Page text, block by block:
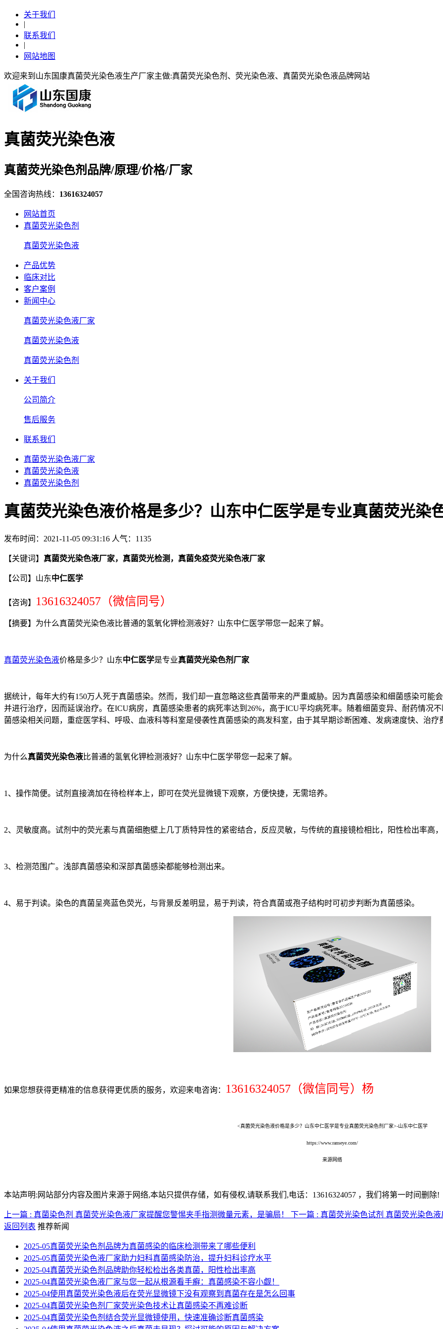
关于我们
|
联系我们
|
网站地图
欢迎来到山东国康真菌荧光染色液生产厂家主做:真菌荧光染色剂、荧光染色液、真菌荧光染色液品牌网站
真菌荧光染色液
真菌荧光染色剂品牌/原理/价格/厂家
全国咨询热线： 13616324057
网站首页
真菌荧光染色剂
真菌荧光染色液
产品优势
临床对比
客户案例
新闻中心
真菌荧光染色液厂家
真菌荧光染色液
真菌荧光染色剂
关于我们
公司简介
售后服务
联系我们
真菌荧光染色液厂家
真菌荧光染色液
真菌荧光染色剂
真菌荧光染色液价格是多少？山东中仁医学是专业真菌荧光染
发布时间：2021-11-05 09:31:16 人气： 1135
【关键词】 真菌荧光染色液厂家，真菌荧光检测，真菌免疫荧光染色液厂家
【公司】山东中仁医学
【咨询】 13616324057（微信同号）
【摘要】为什么真菌荧光染色液比普通的氢氧化钾检测液好？山东中仁医学带您一起来了解。
真菌荧光染色液价格是多少？山东中仁医学是专业真菌荧光染色剂 厂家
据统计，每年大约有150万人死于真菌感染。然而，我们却一直忽略这些真菌带来的严重威胁。因为真菌感染和细菌感染可能
并进行治疗，因而延误治疗。在ICU病房，真菌感染患者的病死率达到26%，高于ICU平均病死率。随着细菌变异、耐药情况
菌感染相关问题，重症医学科、呼吸、血液科等科室是侵袭性真菌感染的高发科室，由于其早期诊断困难、发病速度快、治
为什么真菌荧光染色液比普通的氢氧化钾检测液好？山东中仁医学带您一起来了解。
1、操作简便。试剂直接滴加在待检样本上，即可在荧光显微镜下观察，方便快捷，无需培养。
2、灵敏度高。试剂中的荧光素与真菌细胞壁上几丁质特异性的紧密结合，反应灵敏，与传统的直接镜检相比，阳性检出率高
3、检测范围广。浅部真菌感染和深部真菌感染都能够检测出来。
4、易于判读。染色的真菌呈亮蓝色荧光，与背景反差明显，易于判读，符合真菌或孢子结构时可初步判断为真菌感染。
如果您想获得更精准的信息获得更优质的服务，欢迎来电咨询： 13616324057（微信同号）杨
<真菌荧光染色液价格是多少？山东中仁医学是专业真菌荧光染色剂厂家>-山东中仁医学
https://www.ranseye.com/
来源网络
本站声明:网站部分内容及图片来源于网络,本站只提供存储，如有侵权,请联系我们,电话：13616324057 ，我们将第一时间删除!
上一篇 : 真菌染色剂 真菌荧光染色液厂家提醒您警惕夹手指测微量元素，是骗局！ 下一篇 : 真菌荧光染色试剂 真菌荧光染色
返回列表 推荐新闻
2025-05真菌荧光染色剂品牌为真菌感染的临床检测带来了哪些便利
2025-05真菌荧光染色液厂家助力妇科真菌感染防治，提升妇科诊疗水平
2025-04真菌荧光染色剂品牌助你轻松检出各类真菌，阳性检出率高
2025-04真菌荧光染色液厂家与您一起从根源看手癣：真菌感染不容小觑！
2025-04使用真菌荧光染色液后在荧光显微镜下没有观察到真菌存在是怎么回事
2025-04真菌荧光染色剂厂家荧光染色技术让真菌感染不再难诊断
2025-04真菌荧光染色剂结合荧光显微镜使用，快速准确诊断真菌感染